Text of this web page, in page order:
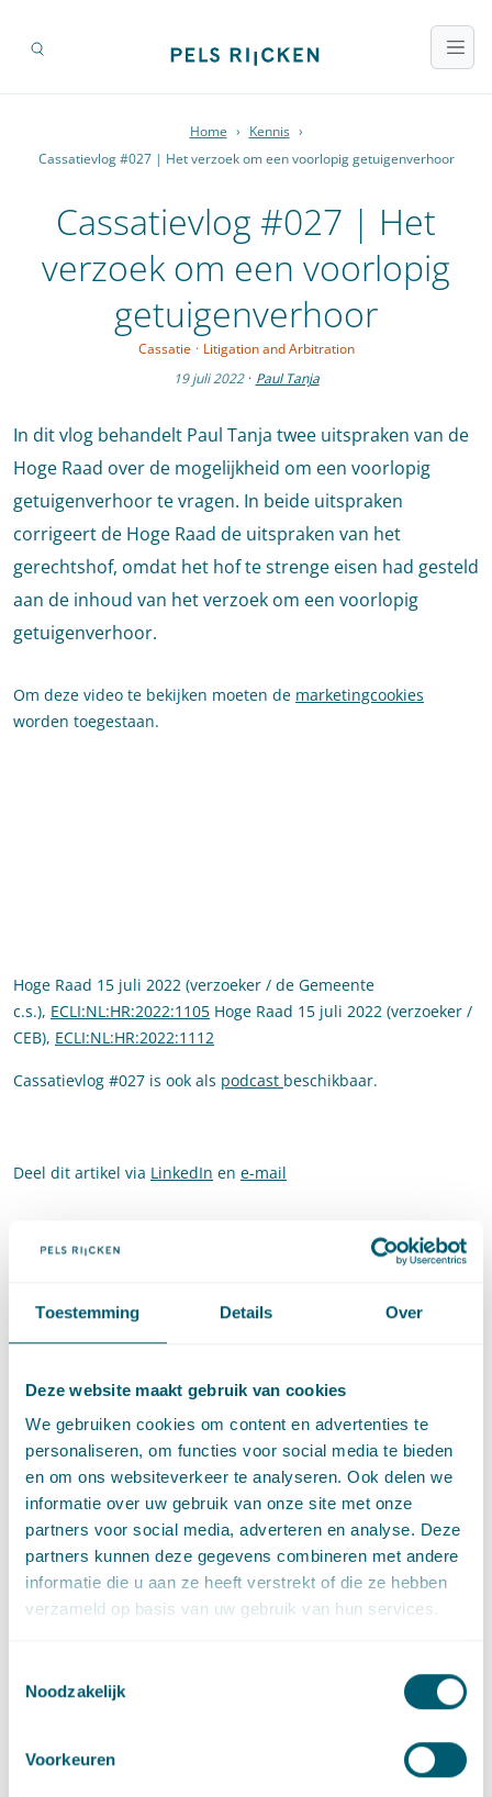
Toestemming Details Over
Deze website maakt gebruik van cookies
We gebruiken cookies om content en advertenties te
personaliseren, om functies voor social media te bieden
en om ons websiteverkeer te analyseren. Ook delen we
informatie over uw gebruik van onze site met onze
partners voor social media, adverteren en analyse. Deze
partners kunnen deze gegevens combineren met andere
informatie die u aan ze heeft verstrekt of die ze hebben
verzameld op basis van uw gebruik van hun services.
Noodzakelijk
Voorkeuren
Home › Kennis ›
Cassatievlog #027 | Het verzoek om een voorlopig getuigenverhoor
Cassatievlog #027 | Het
verzoek om een voorlopig
getuigenverhoor
Cassatie · Litigation and Arbitration
19 juli 2022 · Paul Tanja
In dit vlog behandelt Paul Tanja twee uitspraken van de
Hoge Raad over de mogelijkheid om een voorlopig
getuigenverhoor te vragen. In beide uitspraken
corrigeert de Hoge Raad de uitspraken van het
gerechtshof, omdat het hof te strenge eisen had gesteld
aan de inhoud van het verzoek om een voorlopig
getuigenverhoor.
Om deze video te bekijken moeten de marketingcookies
worden toegestaan.
Hoge Raad 15 juli 2022 (verzoeker / de Gemeente
c.s.), ECLI:NL:HR:2022:1105 Hoge Raad 15 juli 2022 (verzoeker /
CEB), ECLI:NL:HR:2022:1112
Cassatievlog #027 is ook als podcast beschikbaar.
Deel dit artikel via LinkedIn en e-mail
Contact
Paul Tanja
Advocaat • partner
Stuur een e-mail naar Paul Tanja
paul.tanja@pelsrijcken.nl